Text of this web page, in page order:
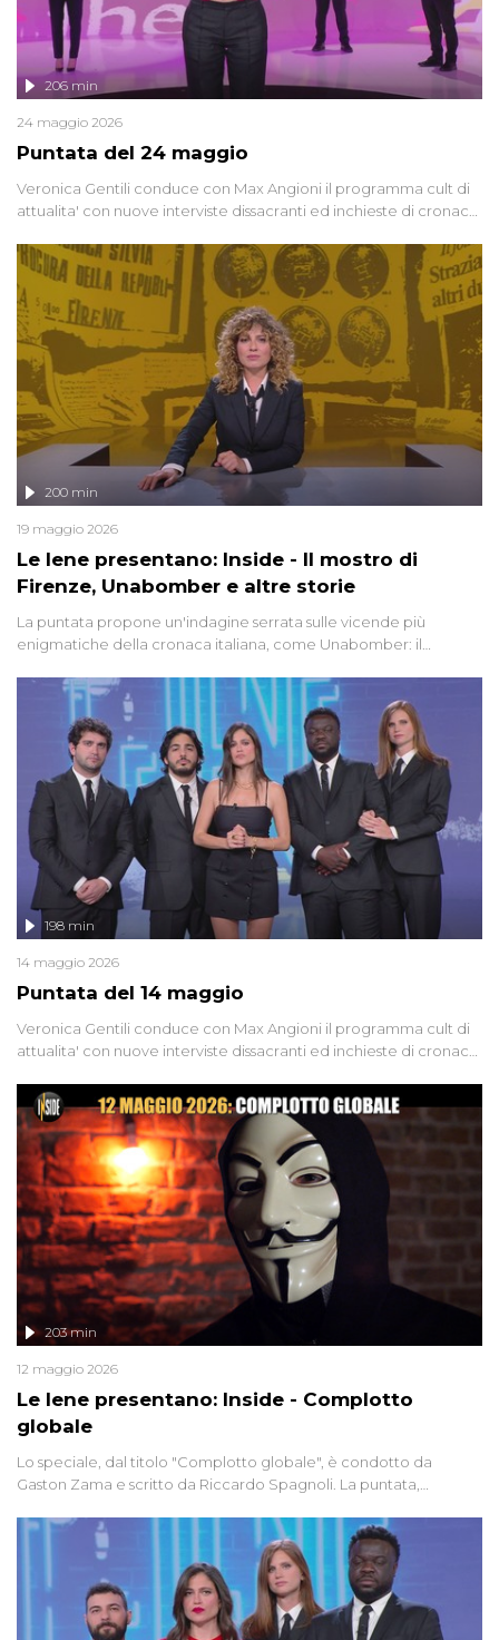
Puntata del 24 maggio
206 min
24 maggio 2026
Veronica Gentili conduce con Max Angioni il programma cult di
attualita' con nuove interviste dissacranti ed inchieste di cronaca
Le Iene presentano: Inside - Il mostro di
Firenze, Unabomber e altre storie
200 min
19 maggio 2026
La puntata propone un'indagine serrata sulle vicende più
enigmatiche della cronaca italiana, come Unabomber: il
'90 e il 2000 che, inquietantemente, potrebbe essere ancora in
libertà. Lo speciale affronta inoltre le zone d'ombra sul Mostro di
Firenze, le cui responsabilità appaiono ancora oggi avvolte in un
groviglio di dubbi mai chiariti. Nel corso dello speciale anche
l'intervista inedita a Olindo Romano, realizzata ne...
Puntata del 14 maggio
198 min
14 maggio 2026
Veronica Gentili conduce con Max Angioni il programma cult di
attualita' con nuove interviste dissacranti ed inchieste di cronaca
Le Iene presentano: Inside - Complotto
globale
203 min
12 maggio 2026
Lo speciale, dal titolo "Complotto globale", è condotto da
Gaston Zama e scritto da Riccardo Spagnoli. La puntata,
racconta l'universo delle narrazioni alternative, dei sospetti
globali e del complottismo che negli ultimi anni hanno invaso
social network, talk show, piazze digitali e immaginario collettivo.